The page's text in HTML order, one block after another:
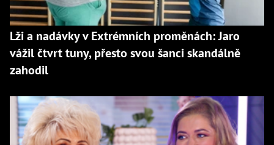
Lži a nadávky v Extrémních proměnách: Jaro
vážil čtvrt tuny, přesto svou šanci skandálně
zahodil